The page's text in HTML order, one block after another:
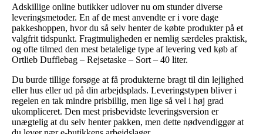
Adskillige online butikker udlover nu om stunder diverse
leveringsmetoder. En af de mest anvendte er i vore dage
pakkeshoppen, hvor du så selv henter de købte produkter på et
valgfrit tidspunkt. Fragtmuligheden er nemlig særdeles praktisk,
og ofte tilmed den mest betalelige type af levering ved køb af
Ortlieb Dufflebag – Rejsetaske – Sort – 40 liter.
Du burde tillige forsøge at få produkterne bragt til din lejlighed
eller hus eller ud på din arbejdsplads. Leveringstypen bliver i
regelen en tak mindre prisbillig, men lige så vel i høj grad
ukompliceret. Den mest prisbevidste leveringsversion er
unægtelig at du selv henter pakken, men dette nødvendiggør at